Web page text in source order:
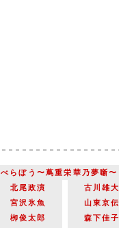
べらぼう〜蔦重栄華乃夢噺〜
北尾政演
古川雄大
宮沢氷魚
山東京伝
栁俊太郎
森下佳子